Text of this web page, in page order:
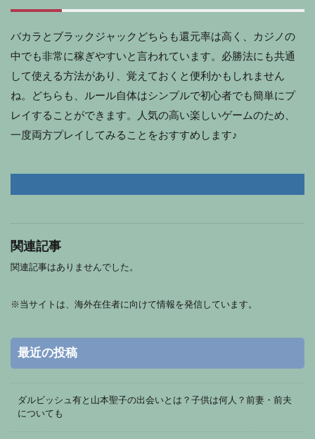
バカラとブラックジャックどちらも還元率は高く、カジノの
中でも非常に稼ぎやすいと言われています。必勝法にも共通
して使える方法があり、覚えておくと便利かもしれません
ね。どちらも、ルール自体はシンプルで初心者でも簡単にプ
レイすることができます。人気の高い楽しいゲームのため、
一度両方プレイしてみることをおすすめします♪
関連記事
関連記事はありませんでした。
※ 当サイトは、海外在住者に向けて情報を発信しています。
最近の投稿
ダルビッシュ有と山本聖子の出会いとは？子供は何人？前妻・前夫
についても